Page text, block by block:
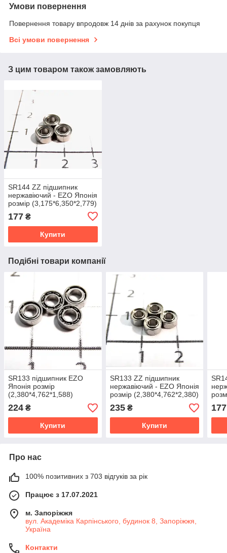
Умови повернення
Повернення товару впродовж 14 днів за рахунок покупця
Всі умови повернення
З цим товаром також замовляють
SR144 ZZ підшипник
нержавіючий - EZO Японія
розмір (3,175*6,350*2,779)
177 ₴
Купити
Подібні товари компанії
SR133 підшипник EZO
Японія розмір
(2,380*4,762*1,588)
відкритий
224 ₴
Купити
SR133 ZZ підшипник
нержавіючий - EZO Японія
розмір (2,380*4,762*2,380)
235₴
Купити
177
Про нас
100% позитивних з 703 відгуків за рік
Працює з 17.07.2021
м. Запоріжжя
вул. Академіка Карпінського, будинок 8, Запоріжжя,
Україна
Контакти